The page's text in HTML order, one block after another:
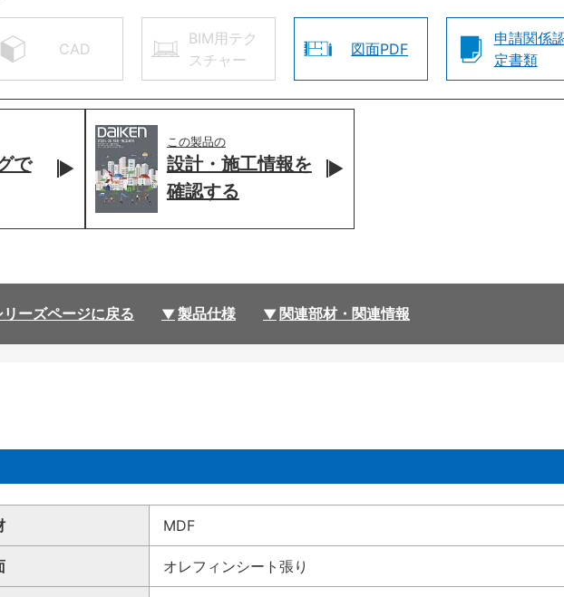
CAD
BIM用テク
スチャー
図面PDF
申請関係
定書類
で
この製品の
設計・施工情報を
確認する
ーズページに戻る 製品仕様 関連部材・関連情報
MDF
オレフィンシート張り